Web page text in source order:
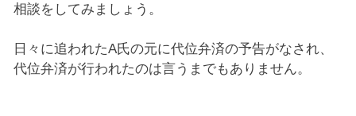
相談をしてみましょう。
日々に追われたA氏の元に代位弁済の予告がなされ、
代位弁済が行われたのは言うまでもありません。